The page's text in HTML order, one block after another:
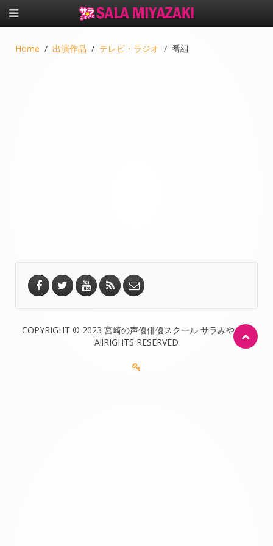
Home 出演作品 テレビ・ラジオ 番組
COPYRIGHT © 2023 宮崎の声優俳優スクール サラみやざき
AllRIGHTS RESERVED